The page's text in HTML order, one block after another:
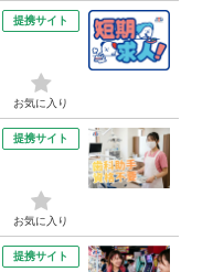
提携サイト
お気に入り
提携サイト
お気に入り
提携サイト